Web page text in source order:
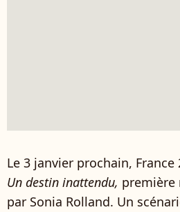
Le 3 janvier prochain,
Un destin inattendu, première
par Sonia Rolland. Un